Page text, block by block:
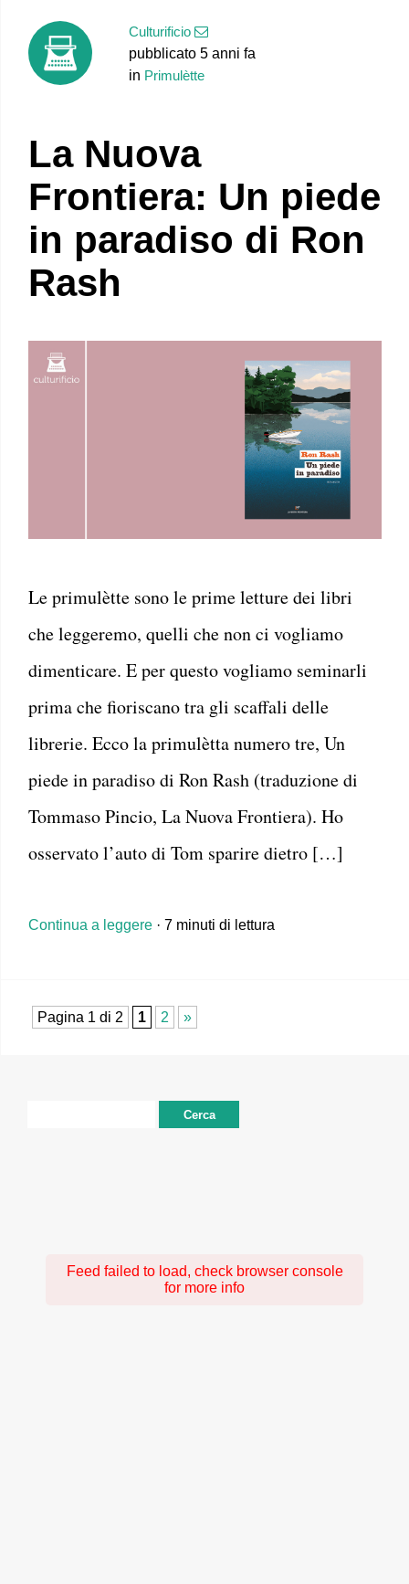
Culturificio
pubblicato 5 anni fa
in Primulètte
La Nuova
Frontiera: Un piede
in paradiso di Ron
Rash
Le primulètte sono le prime letture dei libri
che leggeremo, quelli che non ci vogliamo
dimenticare. E per questo vogliamo seminarli
prima che fioriscano tra gli scaffali delle
librerie. Ecco la primulètta numero tre, Un
piede in paradiso di Ron Rash (traduzione di
Tommaso Pincio, La Nuova Frontiera). Ho
osservato l’auto di Tom sparire dietro […]
Continua a leggere · 7 minuti di lettura
Pagina 1 di 2 1 2 »
Feed failed to load, check browser console
for more info